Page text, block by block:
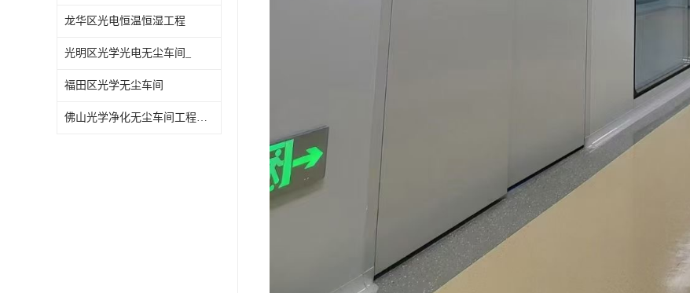
龙华区光电恒温恒湿工程
光明区光学光电无尘车间_
福田区光学无尘车间
佛山光学净化无尘车间工程施工-